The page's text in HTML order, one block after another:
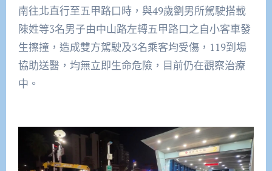
南往北直行至五甲路口時，與49歲劉男所駕駛搭載
陳姓等3名男子由中山路左轉五甲路口之自小客車發
生擦撞，造成雙方駕駛及3名乘客均受傷，119到場
協助送醫，均無立即生命危險，目前仍在觀察治療
中。